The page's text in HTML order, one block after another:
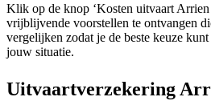
Klik op de knop ‘Kosten uitvaart
vrijblijvende voorstellen te ontvangen
vergelijken zodat je de beste keuze
jouw situatie.
Uitvaartverzekering